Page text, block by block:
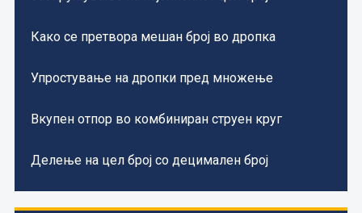
Како се претвора мешан број во дропка
Упростување на дропки пред множење
Вкупен отпор во комбиниран струен круг
Делење на цел број со децимален број